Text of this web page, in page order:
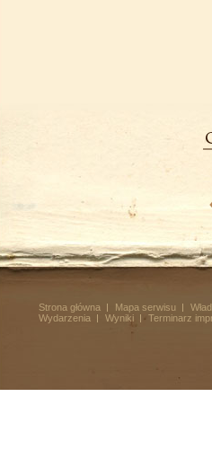
Strona główna Mapa serwisu
Wydarzenia
Wyniki Terminarz